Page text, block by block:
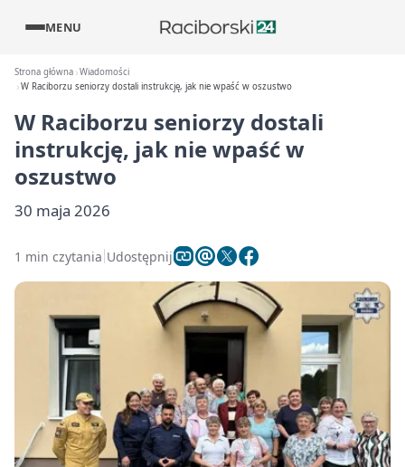
MENU
Strona główna Wiadomości
W Raciborzu seniorzy dostali instrukcję, jak nie wpaść w oszustwo
W Raciborzu seniorzy dostali
instrukcję, jak nie wpaść w
oszustwo
30 maja 2026
1 min czytania Udostępnij